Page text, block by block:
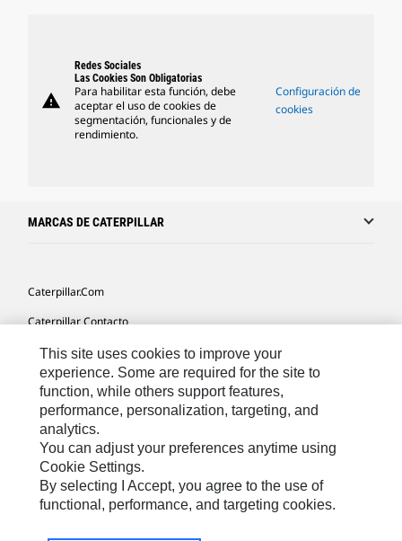
warning
Redes Sociales
Las Cookies Son Obligatorias
Para habilitar esta función, debe
aceptar el uso de cookies de
segmentación, funcionales y de
rendimiento.
Configuración de
cookies
MARCAS DE CATERPILLAR
Caterpillar.com
Caterpillar Contacto
Mis Preferencias De Marketing
Site Map
Cookie Settings
Legal
Privacy
This site uses cookies to improve your
experience. Some are required for the site to
function, while others support features,
performance, personalization, targeting, and
analytics.
You can adjust your preferences anytime using
Cookie Settings.
By selecting I Accept, you agree to the use of
functional, performance, and targeting cookies.